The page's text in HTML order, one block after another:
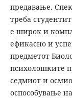
предавање.
треба
е широк и
ефикасно и
предметот
психолошките
седмиот и
оспособување